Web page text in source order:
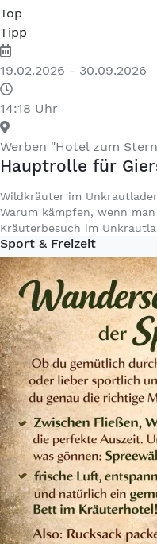
Top
Tipp
19.02.2026 - 30.09.2026
14:18 Uhr
Werben "Hotel zum
Hauptrolle für
Wildkräuter im
Warum kämpfen, wenn
Kräuterbesuch im
Sport & Freizeit